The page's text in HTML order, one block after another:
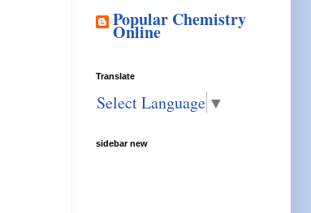
Popular Chemistry
Online
Translate
Select Language ▼
sidebar new